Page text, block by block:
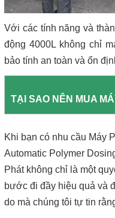
Với các tính năng và
động 4000L không chỉ
bảo tính an toàn và ổn
TẠI SAO NÊN MUA
Khi bạn có nhu cầu Máy
Automatic Polymer
Phát không chỉ là một
bước đi đầy hiệu quả và
do mà chúng tôi tự tin